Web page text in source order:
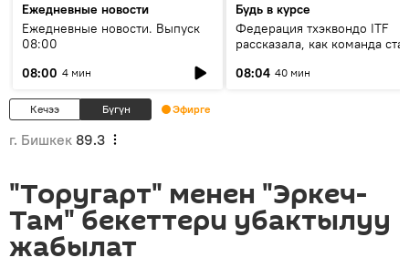
Ежедневные новости
Ежедневные новости. Выпуск
08:00
08:00 4 мин
Будь в курсе
Федерация тхэквондо ITF
рассказала, как команда
08:04 40 мин
Кечээ Бүгүн Эфирге
г. Бишкек 89.3
"Торугарт" менен "Эркеч-
Там" бекеттери убактылуу
жабылат